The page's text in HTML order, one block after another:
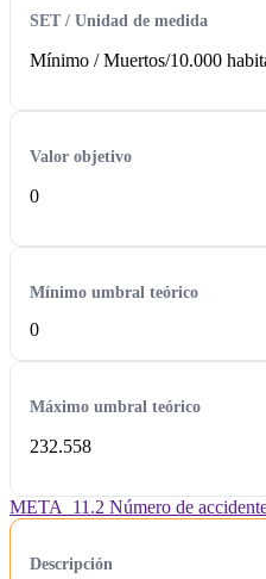
SET / Unidad de medida
Mínimo /Muertos/10.000
Valor objetivo
0
Mínimo umbral teórico
0
Máximo umbral teórico
232.558
META_11.2 Número de
Descripción